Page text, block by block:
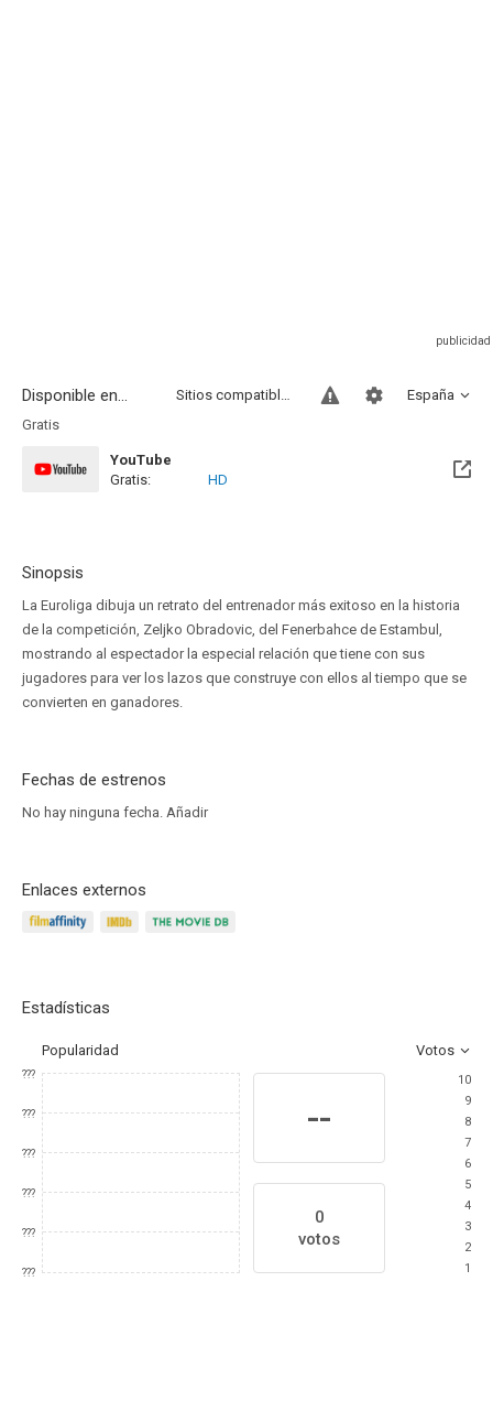
Disponible en... España
Sitios compatibles
Gratis
YouTube
Gratis:
HD
Sinopsis
La Euroliga dibuja un retrato del entrenador más exitoso en la historia
de la competición, Zeljko Obradovic, del Fenerbahce de Estambul,
mostrando al espectador la especial relación que tiene con sus
jugadores para ver los lazos que construye con ellos al tiempo que se
convierten en ganadores.
Fechas de estrenos
No hay ninguna fecha. Añadir
Enlaces externos
Estadísticas
Popularidad Votos
???
???
???
???
???
???
--
0
votos
10
9
8
7
6
5
4
3
2
1